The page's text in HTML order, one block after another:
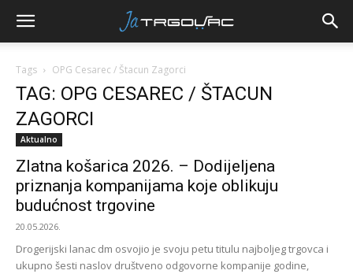
Tags OPG Cesarec / Štacun Zagorci
TAG: OPG CESAREC / ŠTACUN
ZAGORCI
Aktualno
Zlatna košarica 2026. – Dodijeljena
priznanja kompanijama koje oblikuju
budućnost trgovine
20.05.2026.
Drogerijski lanac dm osvojio je svoju petu titulu najboljeg trgovca i
ukupno šesti naslov društveno odgovorne kompanije godine,